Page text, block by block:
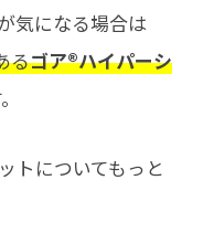
気になる場合は
るゴア®ハイパーシ
トについてもっと